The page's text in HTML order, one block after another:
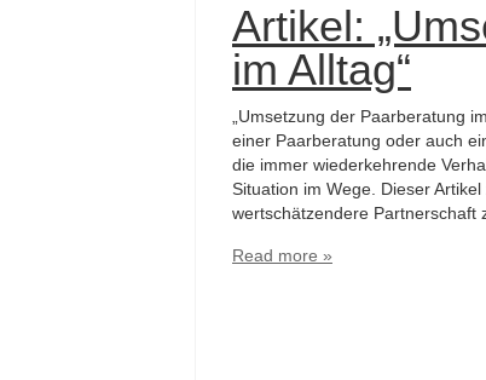
Artikel:
im Alltag“
„Umsetzung der Paarberatung
einer Paarberatung oder auch
die immer wiederkehrende
Situation im Wege. Dieser
wertschätzendere Partnerschaft
Read more »